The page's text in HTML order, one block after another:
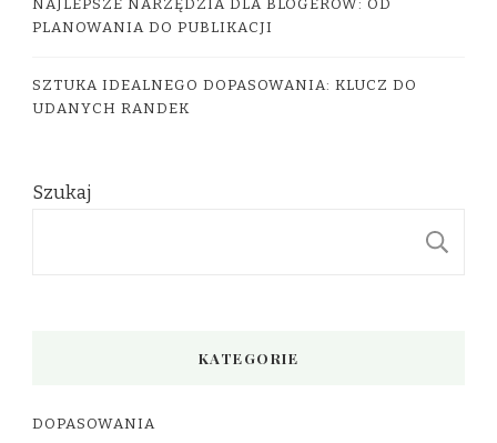
NAJLEPSZE NARZĘDZIA DLA BLOGERÓW: OD
PLANOWANIA DO PUBLIKACJI
SZTUKA IDEALNEGO DOPASOWANIA: KLUCZ DO
UDANYCH RANDEK
Szukaj
KATEGORIE
DOPASOWANIA